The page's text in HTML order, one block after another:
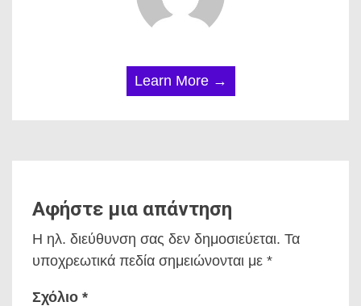
Learn More →
Αφήστε μια απάντηση
Η ηλ. διεύθυνση σας δεν δημοσιεύεται. Τα
υποχρεωτικά πεδία σημειώνονται με *
Σχόλιο *